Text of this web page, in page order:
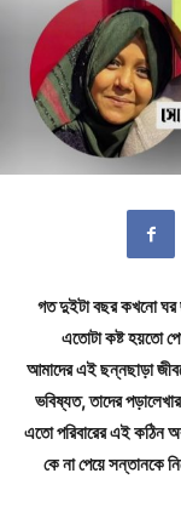
গত দুইটা বছর কখনো ঘর
এতোটা কষ্ট হয়তো
আমাদের এই ছন্নছাড়া
ভবিষ্যত, তাদের
এতো পরিবারের এই কঠিন
কে না পেয়ে সন্তানকে